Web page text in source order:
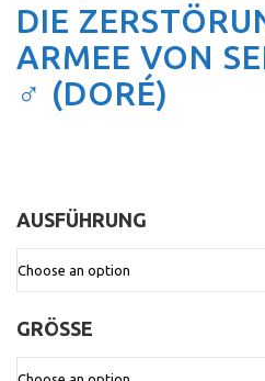
DIE
ARMEE VON
♂ (DORÉ)
AUSFÜHRUNG
GRÖSSE